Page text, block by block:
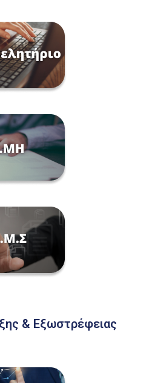
& Εξωστρέφειας